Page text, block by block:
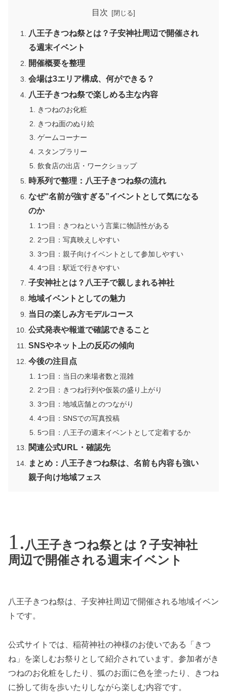
目次
八王子きつね祭とは？子安神社周辺で開催され
る週末イベント
開催概要を整理
会場は3エリア構成、何ができる？
八王子きつね祭で楽しめる主な内容
きつねのお化粧
きつね面のぬり絵
ゲームコーナー
スタンプラリー
飲食店の出店・ワークショップ
時系列で整理：八王子きつね祭の流れ
なぜ“名前が強すぎる”イベントとして気になる
のか
1つ目：きつねという言葉に物語性がある
2つ目：写真映えしやすい
3つ目：親子向けイベントとして参加しやすい
4つ目：駅近で行きやすい
子安神社とは？八王子で親しまれる神社
地域イベントとしての魅力
当日の楽しみ方モデルコース
公式発表や報道で確認できること
SNSやネット上の反応の傾向
今後の注目点
1つ目：当日の来場者数と混雑
2つ目：きつね行列や仮装の盛り上がり
3つ目：地域店舗とのつながり
4つ目：SNSでの写真投稿
5つ目：八王子の週末イベントとして定着するか
関連公式URL・確認先
まとめ：八王子きつね祭は、名前も内容も強い
親子向け地域フェス
八王子きつね祭とは？子安神社
周辺で開催される週末イベント
八王子きつね祭は、子安神社周辺で開催される地域イベン
トです。
公式サイトでは、稲荷神社の神様のお使いである「きつ
ね」を楽しむお祭りとして紹介されています。参加者がき
つねのお化粧をしたり、狐のお面に色を塗ったり、きつね
に扮して街を歩いたりしながら楽しむ内容です。